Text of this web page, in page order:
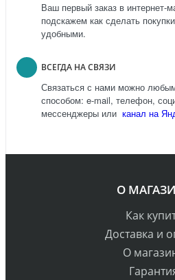
Ваш первый заказ в интернет-
подскажем как сделать
удобными.
ВСЕГДА НА СВЯЗИ
Связаться с нами можно
способом: e-mail, телефон,
мессенджеры или канал на
О
Как
Доставка и
О